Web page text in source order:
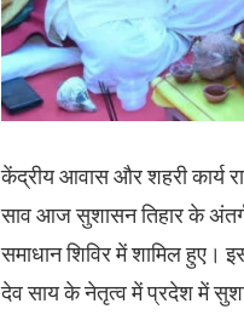
केंद्रीय आवास और शहरी कार्य
साव आज सुशासन तिहार के
समाधान शिविर में शामिल हुए।
देव साय के नेतृत्व में प्रदेश में